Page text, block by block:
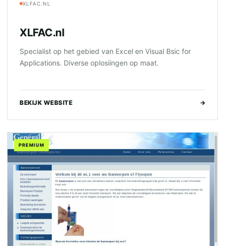
XLFAC.NL
XLFAC.nl
Specialist op het gebied van Excel en Visual Bsic for
Applications. Diverse oplosiingen op maat.
BEKIJK WEBSITE →
PREMIUM